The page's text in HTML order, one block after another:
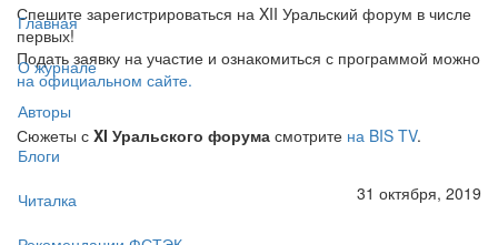
Главная
О журнале
Авторы
Блоги
Читалка
Спешите зарегистрироваться на XII Уральский форум в числе
первых!
Подать заявку на участие и ознакомиться с программой можно
на официальном сайте.
Сюжеты с XI Уральского форума смотрите на BIS TV.
31 октября, 2019